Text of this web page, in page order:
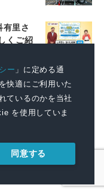
ー 」に定める通
快適にご利用いた
ているのかを当社
を使用していま
同意する
有里さ
くご紹
力を全国へ。プレ
広がる情報発信の